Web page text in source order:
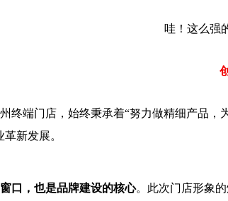
哇！这么强
终端门店，始终秉承着“努力做精细产品
新发展。
口，也是品牌建设的核心。此次门店形象